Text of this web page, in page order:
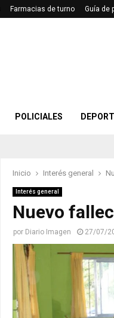
Farmacias de turno Guía de
POLICIALES
Inicio Interés general
Interés general
Nuevo
por Diario Imagen 27/07/